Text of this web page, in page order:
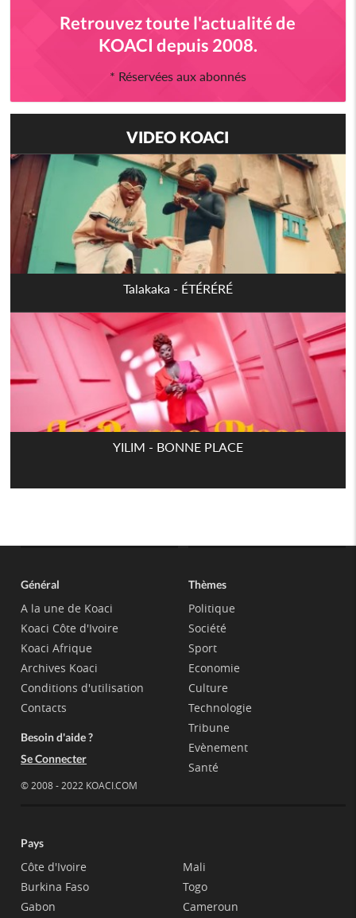
Retrouvez toute l'actualité de
KOACI depuis 2008.
* Réservées aux abonnés
VIDEO KOACI
Talakaka - ÉTÉRÉRÉ
YILIM - BONNE PLACE
Général
A la une de Koaci
Koaci Côte d'Ivoire
Koaci Afrique
Archives Koaci
Conditions d'utilisation
Contacts
Besoin d'aide ?
Se Connecter
© 2008 - 2022 KOACI.COM
Thèmes
Politique
Société
Sport
Economie
Culture
Technologie
Tribune
Evènement
Santé
Pays
Côte d'Ivoire
Burkina Faso
Gabon
Mali
Togo
Cameroun